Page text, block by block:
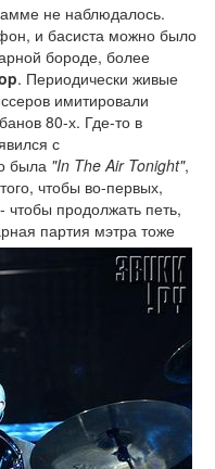
не наблюдалось.
и басиста можно было
бороде, более
. Периодически живые
имитировали
80-х. Где-то в
с
была "In The Air Tonight",
чтобы во-первых,
чтобы продолжать петь,
партия мэтра тоже